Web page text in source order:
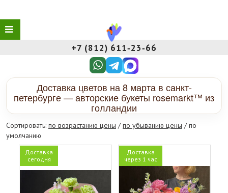
+7 (812) 611‑23‑66
Доставка цветов на 8 марта в санкт-
петербурге — авторские букеты rosemarkt™ из
голландии
Сортировать: по возрастанию цены /по убыванию цены / по
умолчанию
Доставка
сегодня
Доставка
через 1 час